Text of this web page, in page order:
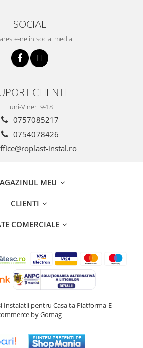
cu
din
+
compozit
PIESE DE
SOCIAL
ne in social media
CLIENTI
Luni-Vineri 9-18
0757085217
0754078426
instal.ro
MEU
CLIENTI
COMERCIALE
Instalatii pentru Casa ta Platforma E-
by Gomag